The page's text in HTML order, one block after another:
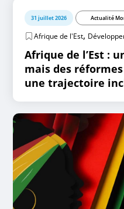
31 juillet 2026 Actualité
Afrique de l'Est,
Afrique de l’Est :
mais des
une trajectoire